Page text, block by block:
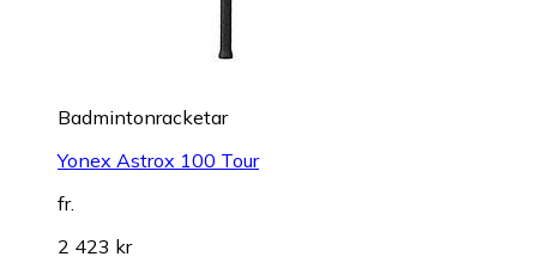
Badmintonracketar
Yonex Astrox 100 Tour
fr.
2 423 kr